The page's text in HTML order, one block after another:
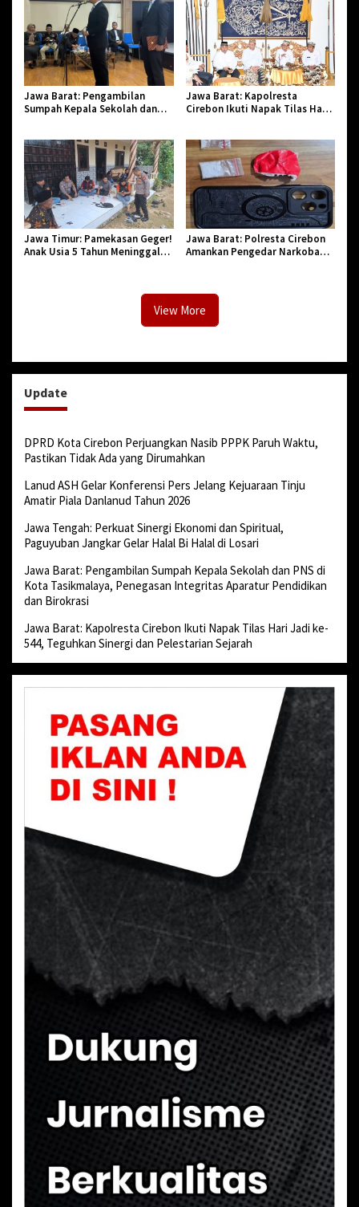
Jawa Barat: Pengambilan
Sumpah Kepala Sekolah dan
Pendidikan dan Birokrasi
Jawa Barat: Kapolresta
Cirebon Ikuti Napak Tilas Hari
Jawa Timur: Pamekasan Geger!
Anak Usia 5 Tahun Meninggal
Jawa Barat: Polresta Cirebon
Amankan Pengedar Narkoba
View More
Update
DPRD Kota Cirebon Perjuangkan Nasib PPPK Paruh Waktu,
Pastikan Tidak Ada yang Dirumahkan
Lanud ASH Gelar Konferensi Pers Jelang Kejuaraan Tinju
Amatir Piala Danlanud Tahun 2026
Jawa Tengah: Perkuat Sinergi Ekonomi dan Spiritual,
Paguyuban Jangkar Gelar Halal Bi Halal di Losari
Jawa Barat: Pengambilan Sumpah Kepala Sekolah dan PNS di
Kota Tasikmalaya, Penegasan Integritas Aparatur Pendidikan
dan Birokrasi
Jawa Barat: Kapolresta Cirebon Ikuti Napak Tilas Hari Jadi ke-
544, Teguhkan Sinergi dan Pelestarian Sejarah